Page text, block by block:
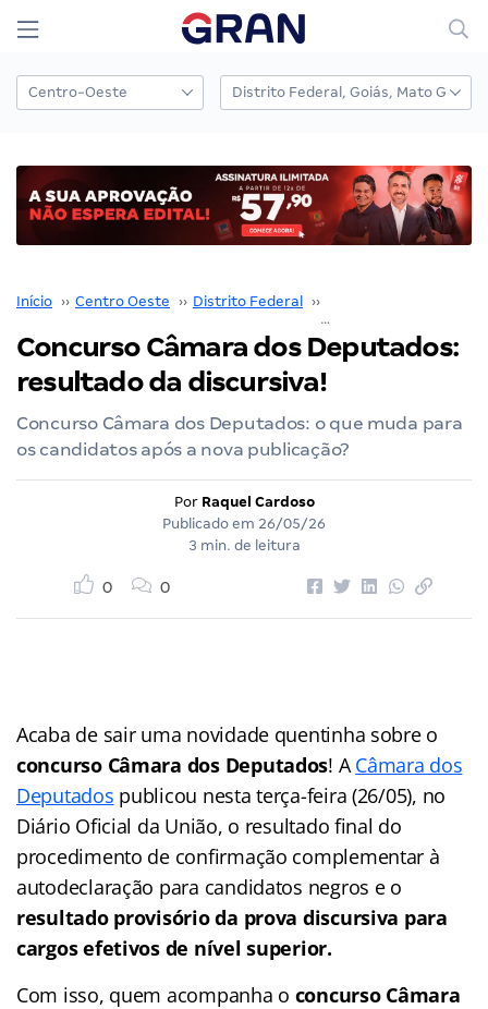
Início ›› Centro Oeste ›› Distrito Federal ››
Concurso Câmara dos Deputados:
resultado da discursiva!
Concurso Câmara dos Deputados: o que muda para
os candidatos após a nova publicação?
Por Raquel Cardoso
Publicado em 26/05/26
3 min. de leitura
0 0
Acaba de sair uma novidade quentinha sobre o
concurso Câmara dos Deputados! ACâmara dos
Deputados publicou nesta terça-feira (26/05), no
Diário Oficial da União, o resultado final do
procedimento de confirmação complementar à
autodeclaração para candidatos negros e o
resultado provisório da prova discursiva para
cargos efetivos de nível superior.
Com isso, quem acompanha o concurso Câmara